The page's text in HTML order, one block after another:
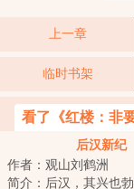
上一章
临时书架
看了《红楼：非
后汉新纪
作者：观山刘鹤洲
简介：后汉，其兴也